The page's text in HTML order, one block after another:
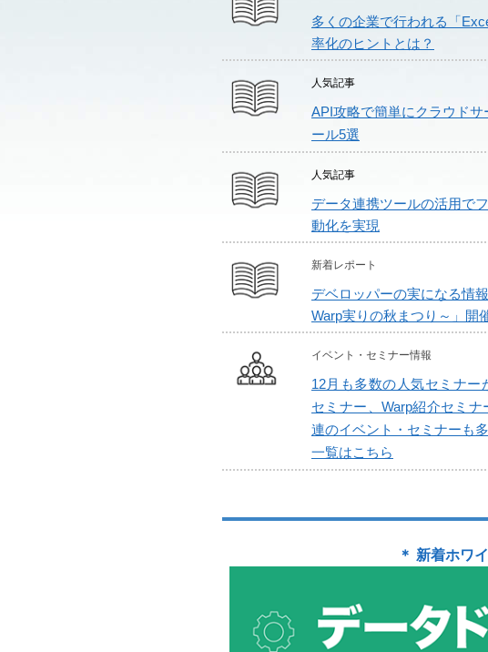
多くの企業で行われる「
率化のヒントとは？
人気記事
API攻略で簡単にクラウド
ール5選
人気記事
データ連携ツールの活用で
動化を実現
新着レポート
デベロッパーの実になる情
Warp実りの秋まつり～」開
イベント・セミナー情報
12月も多数の人気セミナー
セミナー、Warp紹介セミ
連のイベント・セミナーも
一覧はこちら
＊ 新着ホワ